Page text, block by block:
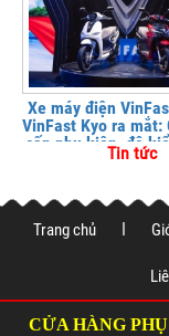
Xe máy điện
VinFast Kyo ra mắt:
cấp phụ kiện, độ
vệ xe tại
Tin tức
Trang chủ
CỬA HÀNG